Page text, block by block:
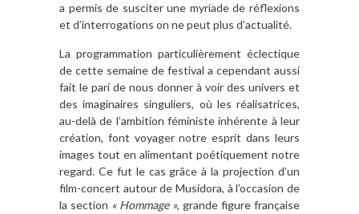
a permis de susciter une myriade de réflexions
et d’interrogations on ne peut plus d’actualité.
La programmation particulièrement éclectique
de cette semaine de festival a cependant aussi
fait le pari de nous donner à voir des univers et
des imaginaires singuliers, où les réalisatrices,
au-delà de l’ambition féministe inhérente à leur
création, font voyager notre esprit dans leurs
images tout en alimentant poétiquement notre
regard. Ce fut le cas grâce à la projection d’un
film-concert autour de Musidora, à l’occasion de
la section « Hommage », grande figure française